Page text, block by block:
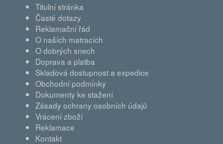
Titulní stránka
Časté dotazy
Reklamační řád
O naších matracích
O dobrých snech
Doprava a platba
Skladová dostupnost a expedice
Obchodní podmínky
Dokumenty ke stažení
Zásady ochrany osobních údajů
Vrácení zboží
Reklamace
Kontakt